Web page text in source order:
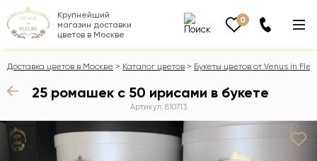
Крупнейший
магазин доставки
цветов в Москве
0
Доставка цветов в Москве Каталог цветов Букеты цветов от Venus in
25 ромашек с 50 ирисами в букете
Артикул: 810713